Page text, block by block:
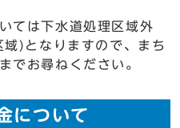
ては下水道処理区域外
)となりますので、まち
でお尋ねください。
について